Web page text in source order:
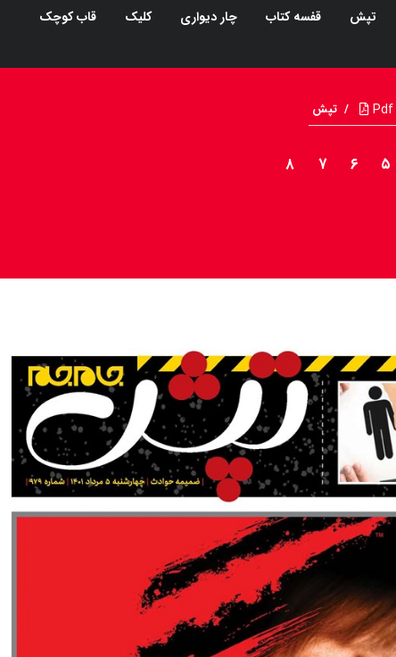
تپش قفسه کتاب چار دیواری کلیک
قاب کوچک
/ تپش
۵ ۶ ۷ ۸